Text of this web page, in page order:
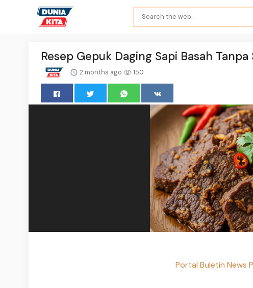
Resep Gepuk Daging Sapi Basah
2 months ago 150
Portal Buletin News